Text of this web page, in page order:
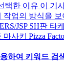
택한 이유 이 기
작업의 방식을
JSP SH판 타
사키 Pizza
하여 키워드 검